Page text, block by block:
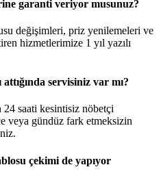
garanti veriyor musunuz?
değişimleri, priz yenilemeleri ve
hizmetlerimize 1 yıl yazılı
servisiniz var mı?
saati kesintisiz nöbetçi
veya gündüz fark etmeksizin
çekimi de yapıyor